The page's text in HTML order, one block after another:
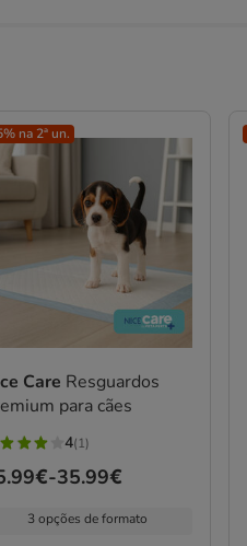
na 2ª un.
Care Resguardos
para cães
4(1)
-35.99€
3 opções de formato